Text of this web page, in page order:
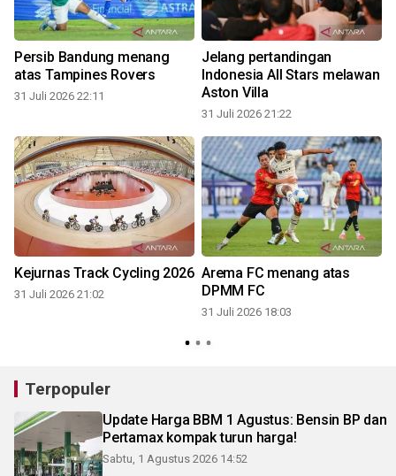
Persib Bandung menang
atas Tampines Rovers
31 Juli 2026 22:11
Jelang pertandingan
Indonesia All Stars melawan
Aston Villa
31 Juli 2026 21:22
Kejurnas Track Cycling 2026
31 Juli 2026 21:02
Arema FC menang atas
DPMM FC
31 Juli 2026 18:03
Terpopuler
Update Harga BBM 1 Agustus: Bensin BP dan
Pertamax kompak turun harga!
Sabtu, 1 Agustus 2026 14:52